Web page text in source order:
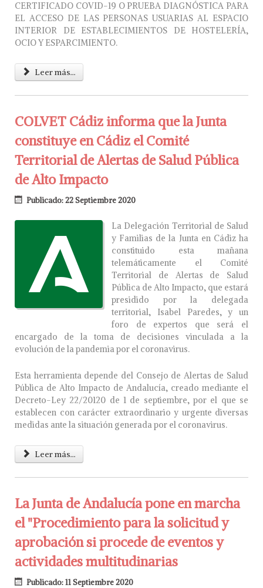
CERTIFICADO COVID-19 O PRUEBA DIAGNÓSTICA PARA
EL ACCESO DE LAS PERSONAS USUARIAS AL ESPACIO
INTERIOR DE ESTABLECIMIENTOS DE HOSTELERÍA,
OCIO Y ESPARCIMIENTO.
Leer más...
COLVET Cádiz informa que la Junta
constituye en Cádiz el Comité
Territorial de Alertas de Salud Pública
de Alto Impacto
Publicado: 22 Septiembre 2020
La Delegación Territorial de Salud
y Familias de la Junta en Cádiz ha
constituido esta mañana
telemáticamente el Comité
Territorial de Alertas de Salud
Pública de Alto Impacto, que estará
presidido por la delegada
territorial, Isabel Paredes, y un
foro de expertos que será el
encargado de la toma de decisiones vinculada a la
evolución de la pandemia por el coronavirus.
Esta herramienta depende del Consejo de Alertas de Salud
Pública de Alto Impacto de Andalucía, creado mediante el
Decreto-Ley 22/20120 de 1 de septiembre, por el que se
establecen con carácter extraordinario y urgente diversas
medidas ante la situación generada por el coronavirus.
Leer más...
La Junta de Andalucía pone en marcha
el "Procedimiento para la solicitud y
aprobación si procede de eventos y
actividades multitudinarias
Publicado: 11 Septiembre 2020